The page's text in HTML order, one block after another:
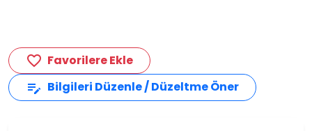
favorite_border Favorilere Ekle
edit_note Bilgileri Düzenle / Düzeltme Öner